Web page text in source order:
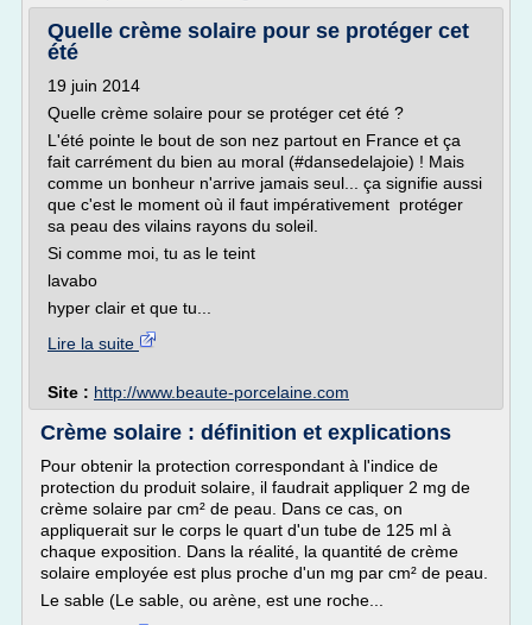
Quelle crème solaire pour se protéger cet
été
19 juin 2014
Quelle crème solaire pour se protéger cet été ?
L'été pointe le bout de son nez partout en France et ça
fait carrément du bien au moral (#dansedelajoie) ! Mais
comme un bonheur n'arrive jamais seul... ça signifie aussi
que c'est le moment où il faut impérativement protéger
sa peau des vilains rayons du soleil.
Si comme moi, tu as le teint
lavabo
hyper clair et que tu...
Lire la suite
Site : http://www.beaute-porcelaine.com
Crème solaire : définition et explications
Pour obtenir la protection correspondant à l'indice de
protection du produit solaire, il faudrait appliquer 2 mg de
crème solaire par cm² de peau. Dans ce cas, on
appliquerait sur le corps le quart d'un tube de 125 ml à
chaque exposition. Dans la réalité, la quantité de crème
solaire employée est plus proche d'un mg par cm² de peau.
Le sable (Le sable, ou arène, est une roche...